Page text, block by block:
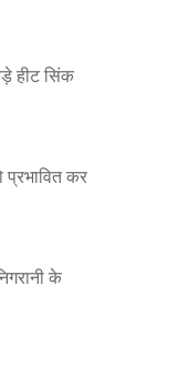
हीट सिंक
प्रभावित कर
के